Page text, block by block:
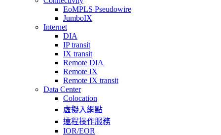
EoMPLS Pseudowire
JumboIX
Internet
DIA
IP transit
IX transit
Remote DIA
Remote IX
Remote IX transit
Data Center
Colocation
虛擬入網點
遠程操作服務
IOR/EOR